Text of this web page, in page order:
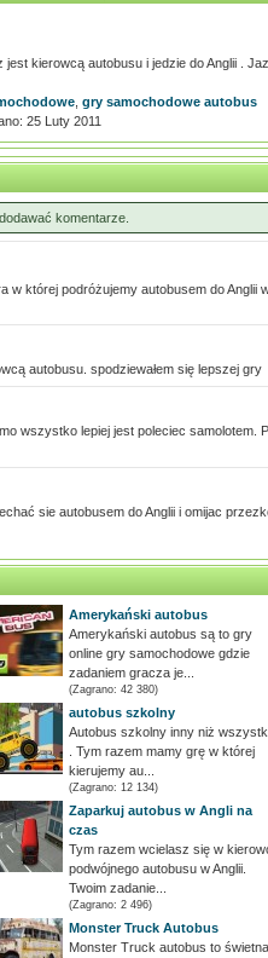
kierowcą autobusu i jedzie do Anglii .
gry samochodowe autobus
25 Luty 2011
komentarze.
w której podróżujemy autobusem do
autobusu. spodziewałem się lepszej gry
wszystko lepiej jest poleciec
sie autobusem do Anglii i omijac
Amerykański autobus
Amerykański autobus są to gry
online gry samochodowe gdzie
zadaniem gracza je...
(Zagrano: 42 380)
autobus szkolny
Autobus szkolny inny niż
. Tym razem mamy grę w której
kierujemy au...
(Zagrano: 12 134)
Zaparkuj autobus w Angli na
czas
Tym razem wcielasz się w
podwójnego autobusu w Anglii.
Twoim zadanie...
(Zagrano: 2 496)
Monster Truck Autobus
Monster Truck autobus to świetna